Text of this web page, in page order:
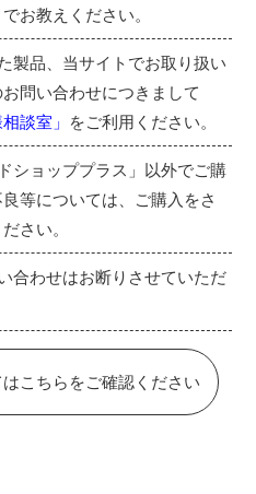
お教えください。
製品、当サイトでお取り扱い
問い合わせにつきまして
談室」 をご利用ください。
ショッププラス」以外でご購
等については、ご購入をさ
さい。
合わせはお断りさせていただ
こちらをご確認ください